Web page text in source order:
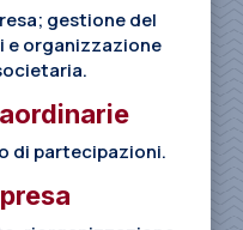
gestione del
organizzazione
di partecipazioni.